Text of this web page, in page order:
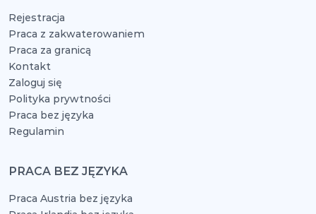
Rejestracja
Praca z zakwaterowaniem
Praca za granicą
Kontakt
Zaloguj się
Polityka prywtności
Praca bez języka
Regulamin
PRACA BEZ JĘZYKA
Praca Austria bez języka